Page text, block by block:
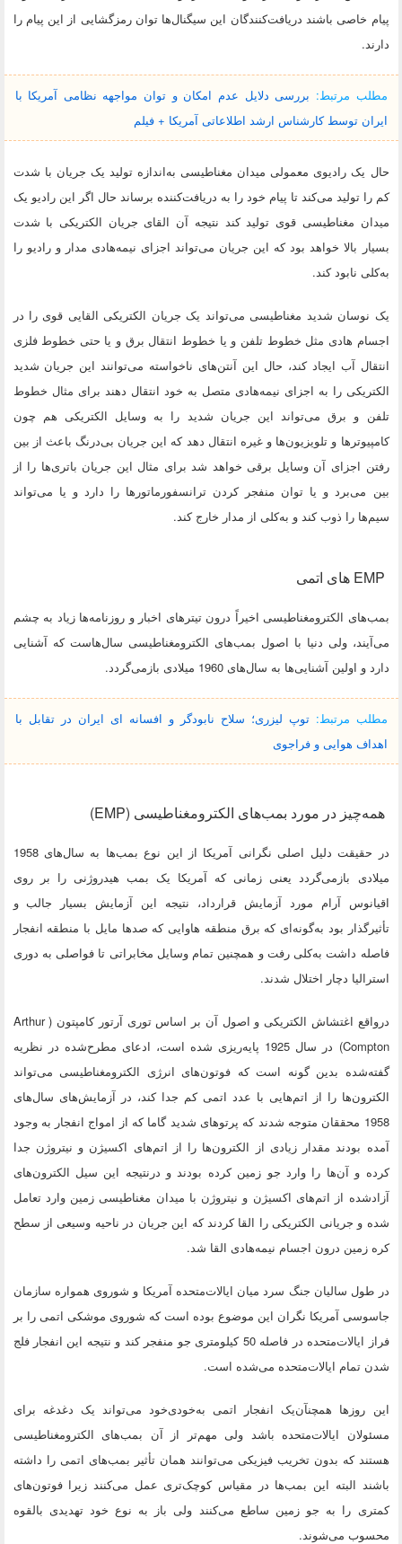
پیام خاصی باشند دریافت‌کنندگان این سیگنال‌ها توان رمزگشایی از این پیام را
دارند.
مطلب مرتبط: بررسی دلایل عدم امکان و توان مواجهه نظامی آمریکا با
ایران توسط کارشناس ارشد اطلاعاتی آمریکا + فیلم
حال یک رادیوی معمولی میدان مغناطیسی به‌اندازه تولید یک جریان با شدت
کم را تولید می‌کند تا پیام خود را به دریافت‌کننده برساند حال اگر این رادیو یک
میدان مغناطیسی قوی تولید کند نتیجه آن القای جریان الکتریکی با شدت
بسیار بالا خواهد بود که این جریان می‌تواند اجزای نیمه‌هادی مدار و رادیو را
به‌کلی نابود کند.
یک نوسان شدید مغناطیسی می‌تواند یک جریان الکتریکی القایی قوی را در
اجسام هادی مثل خطوط تلفن و یا خطوط انتقال برق و یا حتی خطوط فلزی
انتقال آب ایجاد کند، حال این آنتن‌های ناخواسته می‌توانند این جریان شدید
الکتریکی را به اجزای نیمه‌هادی متصل به خود انتقال دهند برای مثال خطوط
تلفن و برق می‌تواند این جریان شدید را به وسایل الکتریکی هم چون
کامپیوترها و تلویزیون‌ها و غیره انتقال دهد که این جریان بی‌درنگ باعث از بین
رفتن اجزای آن وسایل برقی خواهد شد برای مثال این جریان باتری‌ها را از
بین می‌برد و یا توان منفجر کردن ترانسفورماتورها را دارد و یا می‌تواند
سیم‌ها را ذوب کند و به‌کلی از مدار خارج کند.
EMP های اتمی
بمب‌های الکترومغناطیسی اخیراً درون تیترهای اخبار و روزنامه‌ها زیاد به چشم
می‌آیند، ولی دنیا با اصول بمب‌های الکترومغناطیسی سال‌هاست که آشنایی
دارد و اولین آشنایی‌ها به سال‌های 1960 میلادی بازمی‌گردد.
مطلب مرتبط:توپ لیزری؛ سلاح نابودگر و افسانه ای ایران در تقابل با
اهداف هوایی و فراجوی
همه‌چیز در مورد بمب‌های الکترومغناطیسی (EMP)
در حقیقت دلیل اصلی نگرانی آمریکا از این نوع بمب‌ها به سال‌های 1958
میلادی بازمی‌گردد یعنی زمانی که آمریکا یک بمب هیدروژنی را بر روی
اقیانوس آرام مورد آزمایش قرارداد، نتیجه این آزمایش بسیار جالب و
تأثیرگذار بود به‌گونه‌ای که برق منطقه هاوایی که صدها مایل با منطقه انفجار
فاصله داشت به‌کلی رفت و همچنین تمام وسایل مخابراتی تا فواصلی به دوری
استرالیا دچار اختلال شدند.
درواقع اغتشاش الکتریکی و اصول آن بر اساس توری آرتور کامپتون ( Arthur
Compton) در سال 1925 پایه‌ریزی شده است، ادعای مطرح‌شده در نظریه
گفته‌شده بدین گونه است که فوتون‌های انرژی الکترومغناطیسی می‌تواند
الکترون‌ها را از اتم‌هایی با عدد اتمی کم جدا کند، در آزمایش‌های سال‌های
1958 محققان متوجه شدند که پرتوهای شدید گاما که از امواج انفجار به وجود
آمده بودند مقدار زیادی از الکترون‌ها را از اتم‌های اکسیژن و نیتروژن جدا
کرده و آن‌ها را وارد جو زمین کرده بودند و درنتیجه این سیل الکترون‌های
آزادشده از اتم‌های اکسیژن و نیتروژن با میدان مغناطیسی زمین وارد تعامل
شده و جریانی الکتریکی را القا کردند که این جریان در ناحیه وسیعی از سطح
کره زمین درون اجسام نیمه‌هادی القا شد.
در طول سالیان جنگ سرد میان ایالات‌متحده آمریکا و شوروی همواره سازمان
جاسوسی آمریکا نگران این موضوع بوده است که شوروی موشکی اتمی را بر
فراز ایالات‌متحده در فاصله 50 کیلومتری جو منفجر کند و نتیجه این انفجار فلج
شدن تمام ایالات‌متحده می‌شده است.
این روزها همچنآن‌یک انفجار اتمی به‌خودی‌خود می‌تواند یک دغدغه برای
مسئولان ایالات‌متحده باشد ولی مهم‌تر از آن بمب‌های الکترومغناطیسی
هستند که بدون تخریب فیزیکی می‌توانند همان تأثیر بمب‌های اتمی را داشته
باشند البته این بمب‌ها در مقیاس کوچک‌تری عمل می‌کنند زیرا فوتون‌های
کمتری را به جو زمین ساطع می‌کنند ولی باز به نوع خود تهدیدی بالقوه
محسوب می‌شوند.